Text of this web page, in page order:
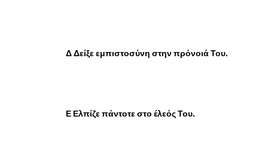
Δ Δείξε εμπιστοσύνη στην πρόνοιά Του.
Ε Ελπίζε πάντοτε στο έλεός Του.